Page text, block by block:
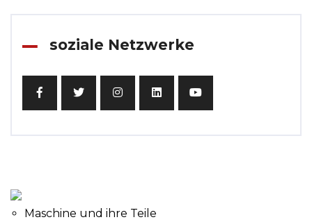
soziale Netzwerke
Maschine und ihre Teile